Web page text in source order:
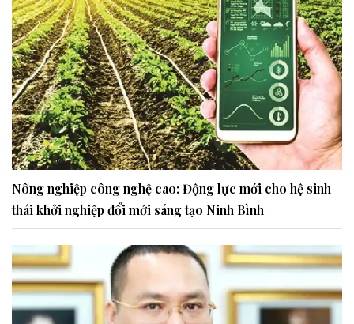
Nông nghiệp công nghệ cao: Động lực mới cho hệ sinh
thái khởi nghiệp đổi mới sáng tạo Ninh Bình